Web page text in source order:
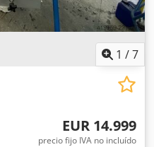
1 /7
EUR 14.999
precio fijo IVA no incluído